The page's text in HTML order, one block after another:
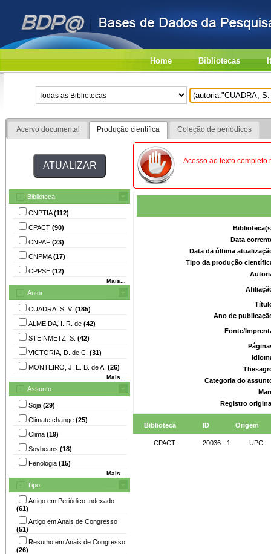
Home Bibliotecas
Acervo documental Produção científica Coleção de periódicos
Biblioteca
CNPTIA(112)
CPACT (90)
CNPAF (23)
CNPMA(17)
CPPSE (12)
Mais...
Autor
CUADRA, S. V. (185)
ALMEIDA, I. R. de (42)
STEINMETZ, S. (42)
VICTORIA, D. de C. (31)
MONTEIRO, J. E. B. de A. (26)
Mais...
Assunto
Soja (29)
Climate change (25)
Clima (19)
Soybeans (18)
Fenologia (15)
Mais...
Tipo
Artigo em Periódico Indexado
(61)
Artigo em Anais de Congresso
(51)
Resumo em Anais de Congresso
(26)
Acesso ao texto completo
Data
Data da última
Tipo da produção
Ano de
Fonte/
Categoria do
Registro
Biblioteca ID Origem
CPACT 20036 - 1 UPC